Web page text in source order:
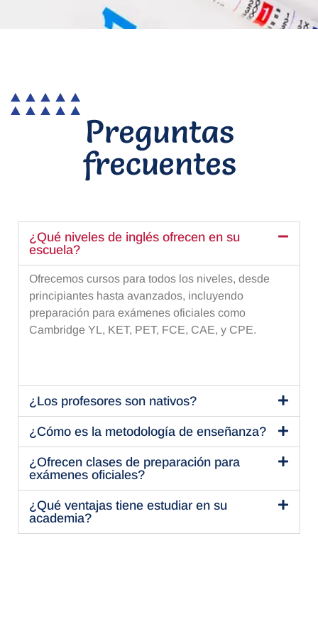
Preguntas
frecuentes
¿Qué niveles de inglés ofrecen en su
escuela?
Ofrecemos cursos para todos los niveles, desde
principiantes hasta avanzados, incluyendo
preparación para exámenes oficiales como
Cambridge YL, KET, PET, FCE, CAE, y CPE.
¿Los profesores son nativos?
¿Cómo es la metodología de enseñanza?
¿Ofrecen clases de preparación para
exámenes oficiales?
¿Qué ventajas tiene estudiar en su
academia?